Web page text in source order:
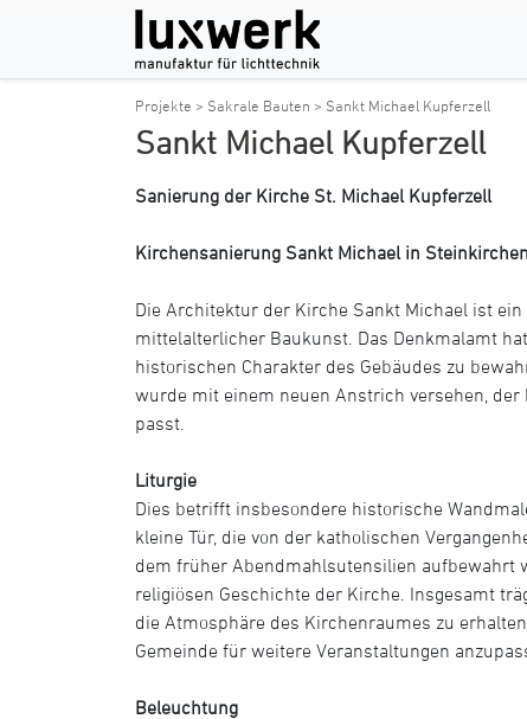
Projekte > Sakrale Bauten > Sankt Michael Kupferzell
Sankt Michael Kupferzell
Sanierung der Kirche St. Michael Kupferzell
Kirchensanierung Sankt Michael in Steinkirchen
Die Architektur der Kirche Sankt Michael ist
mittelalterlicher Baukunst. Das Denkmalamt
historischen Charakter des Gebäudes zu
wurde mit einem neuen Anstrich versehen,
passt.
Liturgie
Dies betrifft insbesondere historische
kleine Tür, die von der katholischen
dem früher Abendmahlsutensilien aufbewahrt
religiösen Geschichte der Kirche. Insgesamt
die Atmosphäre des Kirchenraumes zu
Gemeinde für weitere Veranstaltungen
Beleuchtung